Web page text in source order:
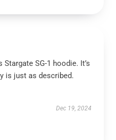
SG-1 hoodie. It’s
is just as described.
Dec 19, 2024